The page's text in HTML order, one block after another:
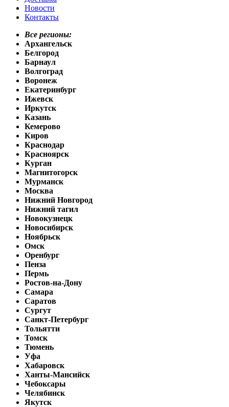
Новости
Контакты
Все регионы:
Архангельск
Белгород
Барнаул
Волгоград
Воронеж
Екатеринбург
Ижевск
Иркутск
Казань
Кемерово
Киров
Краснодар
Красноярск
Курган
Магнитогорск
Мурманск
Москва
Нижний Новгород
Нижний тагил
Новокузнецк
Новосибирск
Ноябрьск
Омск
Оренбург
Пенза
Пермь
Ростов-на-Дону
Самара
Саратов
Сургут
Санкт-Петербург
Тольятти
Томск
Тюмень
Уфа
Хабаровск
Ханты-Мансийск
Чебоксары
Челябинск
Якутск